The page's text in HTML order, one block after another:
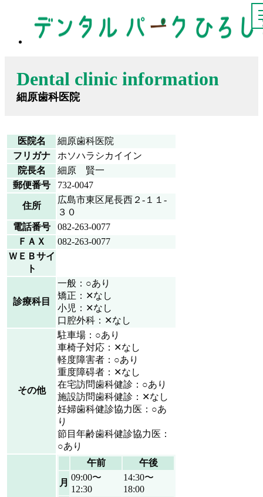
Dental clinic information
細原歯科医院
医院名
細原歯科医院
フリガナ
ホソハラシカイイン
院長名
細原 賢一
郵便番号
732-0047
住所
広島市東区尾長西２-１１-
３０
電話番号
082-263-0077
ＦＡＸ
082-263-0077
ＷＥＢサイ
ト
診療科目
一般：○あり
矯正：✕なし
小児：✕なし
口腔外科：✕なし
その他
駐車場：○あり
車椅子対応：✕なし
軽度障害者：○あり
重度障碍者：✕なし
在宅訪問歯科健診：○あり
施設訪問歯科健診：✕なし
妊婦歯科健診協力医：○あ
り
節目年齢歯科健診協力医：
○あり
午前
午後
月
09:00〜
12:30
14:30〜
18:00